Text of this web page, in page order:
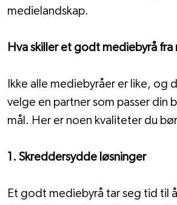
medielandskap.
Hva skiller et godt mediebyrå fra
Ikke alle mediebyråer er like, og
velge en partner som passer din
mål. Her er noen kvaliteter du
1. Skreddersydde løsninger
Et godt mediebyrå tar seg tid til